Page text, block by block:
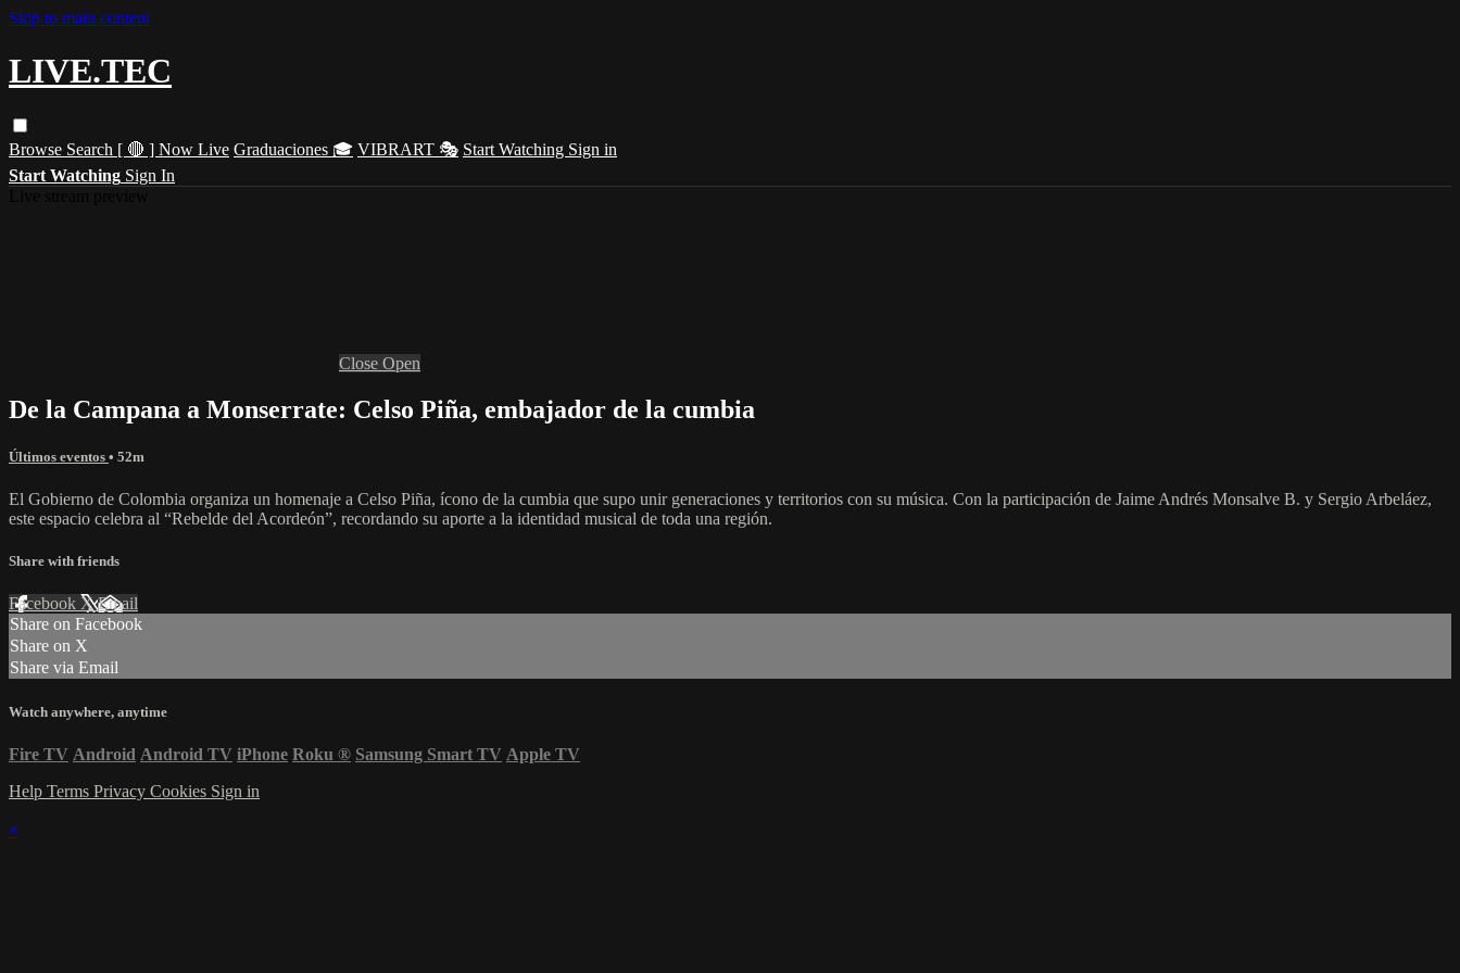
Skip to main content
LIVE.TEC
Browse Search [ 🔴 ] Now Live Graduaciones 🎓 VIBRART 🎭 Start Watching Sign in
Start Watching Sign In
Close Open
De la Campana a Monserrate: Celso Piña, embajador de la cumbia
Últimos eventos • 52m
El Gobierno de Colombia organiza un homenaje a Celso Piña, ícono de la cumbia que supo unir generaciones y territorios con su música. Con la participación de Jaime Andrés Monsalve B. y Sergio Arbeláez,
este espacio celebra al “Rebelde del Acordeón”, recordando su aporte a la identidad musical de toda una región.
Share with friends
Facebook XEmail
Share on Facebook
Share on X
Share via Email
Watch anywhere, anytime
Fire TV Android Android TV iPhone Roku ® Samsung Smart TV Apple TV
Help Terms Privacy Cookies Sign in
×